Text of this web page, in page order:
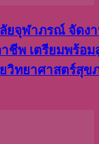
ยจุฬาภรณ์ จัดง
ชีพ เตรียมพร้อม
วิทยาศาสตร์สุข